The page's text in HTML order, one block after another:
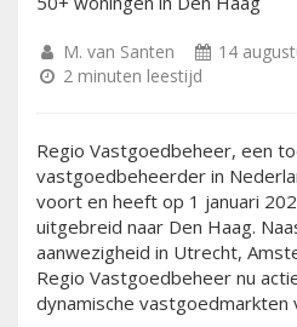
M. van Santen
14
2 minuten leestijd
Regio Vastgoedbeheer, een
vastgoedbeheerder in
voort en heeft op 1 januari
uitgebreid naar Den Haag.
aanwezigheid in Utrecht,
Regio Vastgoedbeheer nu
dynamische vastgoedmarkten